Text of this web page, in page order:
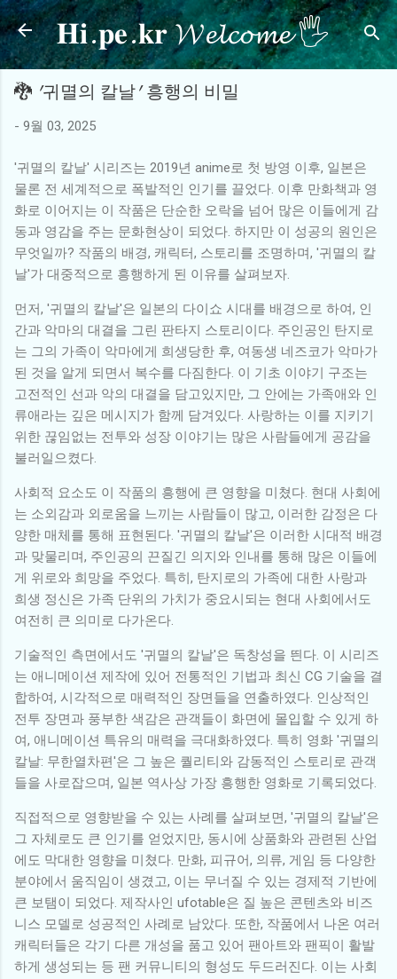
기본 콘텐츠로 건너뛰기
𝐇𝐢.𝐩𝐞.𝐤𝐫 𝓦𝓮𝓵𝓬𝓸𝓶𝓮 🖐
🐉 '귀멸의 칼날' 흥행의 비밀
- 9월 03, 2025
'귀멸의 칼날' 시리즈는 2019년 anime로 첫 방영 이후, 일본은
물론 전 세계적으로 폭발적인 인기를 끌었다. 이후 만화책과 영
화로 이어지는 이 작품은 단순한 오락을 넘어 많은 이들에게 감
동과 영감을 주는 문화현상이 되었다. 하지만 이 성공의 원인은
무엇일까? 작품의 배경, 캐릭터, 스토리를 조명하며, '귀멸의 칼
날'가 대중적으로 흥행하게 된 이유를 살펴보자.
먼저, '귀멸의 칼날'은 일본의 다이쇼 시대를 배경으로 하여, 인
간과 악마의 대결을 그린 판타지 스토리이다. 주인공인 탄지로
는 그의 가족이 악마에게 희생당한 후, 여동생 네즈코가 악마가
된 것을 알게 되면서 복수를 다짐한다. 이 기초 이야기 구조는
고전적인 선과 악의 대결을 담고있지만, 그 안에는 가족애와 인
류애라는 깊은 메시지가 함께 담겨있다. 사랑하는 이를 지키기
위한 끊임없는 전투와 성장 이야기는 많은 사람들에게 공감을
불러일으켰다.
사회적 요소도 이 작품의 흥행에 큰 영향을 미쳤다. 현대 사회에
는 소외감과 외로움을 느끼는 사람들이 많고, 이러한 감정은 다
양한 매체를 통해 표현된다. '귀멸의 칼날'은 이러한 시대적 배경
과 맞물리며, 주인공의 끈질긴 의지와 인내를 통해 많은 이들에
게 위로와 희망을 주었다. 특히, 탄지로의 가족에 대한 사랑과
희생 정신은 가족 단위의 가치가 중요시되는 현대 사회에서도
여전히 큰 의미로 다가온다.
기술적인 측면에서도 '귀멸의 칼날'은 독창성을 띈다. 이 시리즈
는 애니메이션 제작에 있어 전통적인 기법과 최신 CG 기술을 결
합하여, 시각적으로 매력적인 장면들을 연출하였다. 인상적인
전투 장면과 풍부한 색감은 관객들이 화면에 몰입할 수 있게 하
여, 애니메이션 특유의 매력을 극대화하였다. 특히 영화 '귀멸의
칼날: 무한열차편'은 그 높은 퀄리티와 감동적인 스토리로 관객
들을 사로잡으며, 일본 역사상 가장 흥행한 영화로 기록되었다.
직접적으로 영향받을 수 있는 사례를 살펴보면, '귀멸의 칼날'은
그 자체로도 큰 인기를 얻었지만, 동시에 상품화와 관련된 산업
에도 막대한 영향을 미쳤다. 만화, 피규어, 의류, 게임 등 다양한
분야에서 움직임이 생겼고, 이는 무너질 수 있는 경제적 기반에
큰 보탬이 되었다. 제작사인 ufotable은 질 높은 콘텐츠와 비즈
니스 모델로 성공적인 사례로 남았다. 또한, 작품에서 나온 여러
캐릭터들은 각기 다른 개성을 품고 있어 팬아트와 팬픽이 활발
하게 생성되는 등 팬 커뮤니티의 형성도 두드러진다. 이는 사회